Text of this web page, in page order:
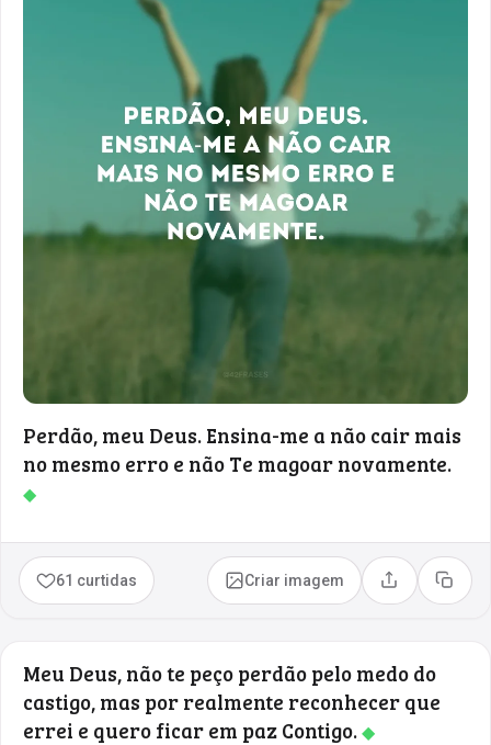
Perdão, meu Deus. Ensina-me a não cair mais
no mesmo erro e não Te magoar novamente.
◆
61 curtidas Criar imagem Compartilhar
Copiar
Meu Deus, não te peço perdão pelo medo do
castigo, mas por realmente reconhecer que
errei e quero ficar em paz Contigo.◆